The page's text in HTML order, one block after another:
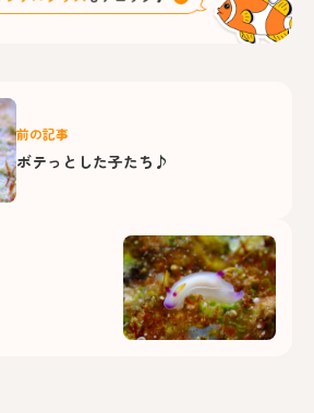
前の記事
ボテっとした子たち♪